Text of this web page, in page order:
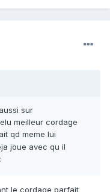
sur
meilleur cordage
qd meme lui
joue avec qu il
le cordage parfait